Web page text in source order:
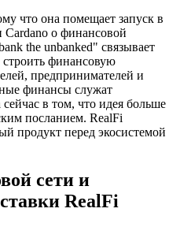
что она помещает запуск в
Cardano о финансовой
the unbanked" связывает
финансовую
предпринимателей и
финансы служат
в том, что идея больше
посланием. RealFi
продукт перед экосистемой
сети и
RealFi